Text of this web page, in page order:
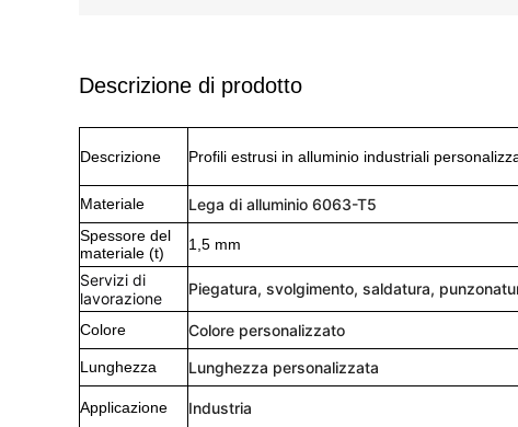
Descrizione di prodotto
Descrizione Profili estrusi in alluminio industriali
Materiale Lega di alluminio 6063-T5
Spessore del
materiale (t)
1,5 mm
Servizi di
lavorazione
Piegatura, svolgimento, saldatura,
Colore Colore personalizzato
Lunghezza Lunghezza personalizzata
Applicazione Industria